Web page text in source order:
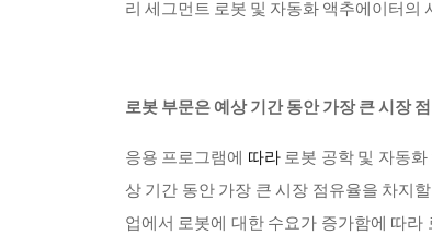
리 세그먼트 로봇 및 자동화 액추에이터의
로봇 부문은 예상 기간 동안 가장 큰 시장
응용 프로그램에 따라 로봇 공학 및 자동
상 기간 동안 가장 큰 시장 점유율을 차지
업에서 로봇에 대한 수요가 증가함에 따라